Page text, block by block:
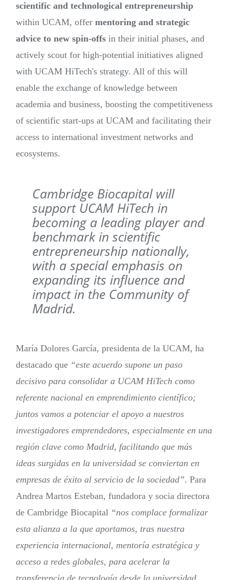
scientific and technological entrepreneurship
within UCAM, offer mentoring and strategic
advice to new spin-offs in their initial phases, and
actively scout for high-potential initiatives aligned
with UCAM HiTech's strategy. All of this will
enable the exchange of knowledge between
academia and business, boosting the competitiveness
of scientific start-ups at UCAM and facilitating their
access to international investment networks and
ecosystems.
Cambridge Biocapital will
support UCAM HiTech in
becoming a leading player and
benchmark in scientific
entrepreneurship nationally,
with a special emphasis on
expanding its influence and
impact in the Community of
Madrid.
María Dolores García, presidenta de la UCAM, ha
destacado que “este acuerdo supone un paso
decisivo para consolidar a UCAM HiTech como
referente nacional en emprendimiento científico;
juntos vamos a potenciar el apoyo a nuestros
investigadores emprendedores, especialmente en una
región clave como Madrid, facilitando que más
ideas surgidas en la universidad se conviertan en
empresas de éxito al servicio de la sociedad”. Para
Andrea Martos Esteban, fundadora y socia directora
de Cambridge Biocapital “nos complace formalizar
esta alianza a la que aportamos, tras nuestra
experiencia internacional, mentoría estratégica y
acceso a redes globales, para acelerar la